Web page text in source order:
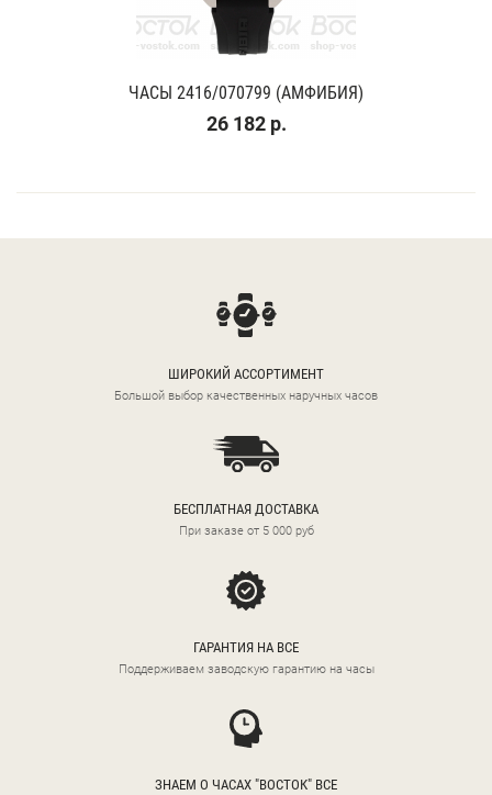
ЧАСЫ 2416/070799 (АМФИБИЯ)
26 182 р.
ШИРОКИЙ АССОРТИМЕНТ
Большой выбор качественных наручных часов
БЕСПЛАТНАЯ ДОСТАВКА
При заказе от 5 000 руб
ГАРАНТИЯ НА ВСЕ
Поддерживаем заводскую гарантию на часы
ЗНАЕМ О ЧАСАХ "ВОСТОК" ВСЕ